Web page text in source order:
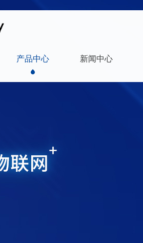
产品中心 新闻中心